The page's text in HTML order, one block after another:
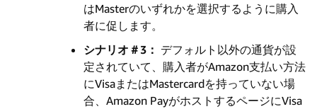
はMasterのいずれかを選択するように購入
者に促します。
シナリオ＃3： デフォルト以外の通貨が設
定されていて、購入者がAmazon支払い方法
にVisaまたはMastercardを持っていない場
合、Amazon PayがホストするページにVisa